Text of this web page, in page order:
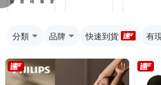
分類 品牌 快速到貨 有